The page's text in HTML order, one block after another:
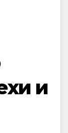
и